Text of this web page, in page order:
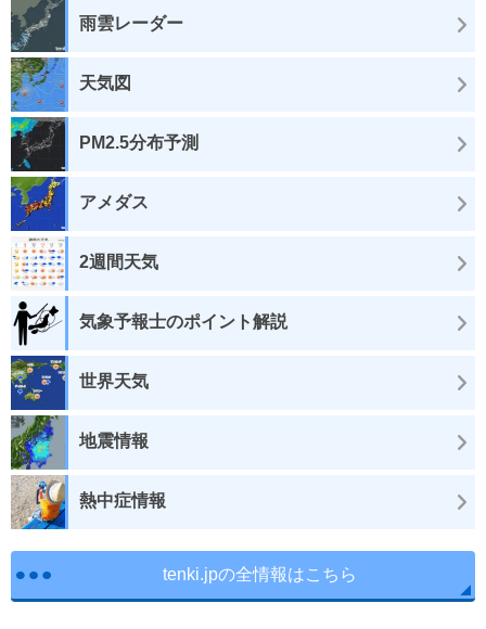
雨雲レーダー
天気図
PM2.5分布予測
アメダス
2週間天気
気象予報士のポイント解説
世界天気
地震情報
熱中症情報
tenki.jpの全情報はこちら